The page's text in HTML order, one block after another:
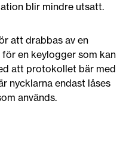
blir mindre utsatt.
att drabbas av en
en keylogger som kan
att protokollet bär med
nycklarna endast låses
används.